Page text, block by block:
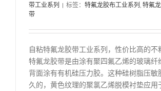
带工业系列 | 标签： 特氟龙胶布工业系列 特氟
带
自粘特氟龙胶带工业系列，性价比高的不
特氟龙胶带是由涂有聚四氟乙烯的玻璃纤
背面涂有有机硅压力胶。这种硅树脂压敏
久的，黄色纹理的聚氯乙烯脱模衬垫应用